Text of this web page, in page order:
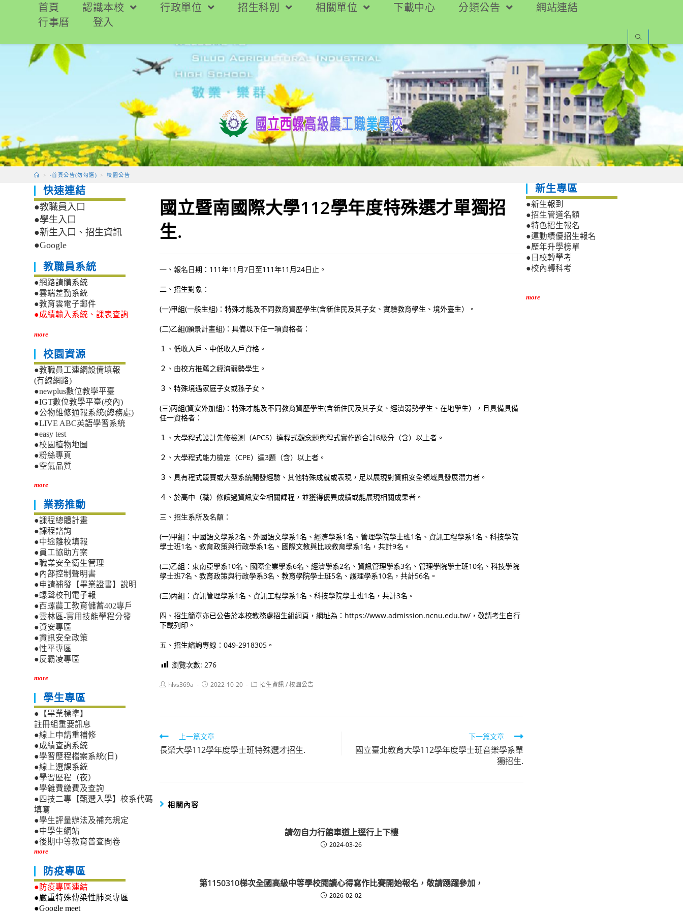
要
首頁 認識本校 行政單位 招生科別 相關單位 下載中心 分類公告
網站連結
行事曆
登入
> -首頁公告(勿勾選) > 校園公告
國立暨南國際大學112學年度特殊選才單獨招
生.
一、報名日期：111年11月7日至111年11月24日止。
二、招生對象：
(一)甲組(一般生組)：特殊才能及不同教育資歷學生(含新住民及其子女、實驗教育學生、境外臺生）。
(二)乙組(願景計畫組)：具備以下任一項資格者：
１、低收入戶、中低收入戶資格。
２、由校方推薦之經濟弱勢學生。
３、特殊境遇家庭子女或孫子女。
(三)丙組(資安外加組)：特殊才能及不同教育資歷學生(含新住民及其子女、經濟弱勢學生、在地學生），且具備具備
任一資格者：
１、大學程式設計先修檢測（APCS）達程式觀念題與程式實作題合計6級分（含）以上者。
２、大學程式能力檢定（CPE）達3題（含）以上者。
３、具有程式競賽或大型系統開發經驗、其他特殊成就或表現，足以展現對資訊安全領域具發展潛力者。
４、於高中（職）修讀過資訊安全相關課程，並獲得優異成績或能展現相關成果者。
三、招生系所及名額：
(一)甲組：中國語文學系2名、外國語文學系1名、經濟學系1名、管理學院學士班1名、資訊工程學系1名、科技學院
學士班1名、教育政策與行政學系1名、國際文教與比較教育學系1名，共計9名。
(二)乙組：東南亞學系10名、國際企業學系6名、經濟學系2名、資訊管理學系3名、管理學院學士班10名、科技學院
學士班7名、教育政策與行政學系3名、教育學院學士班5名、護理學系10名，共計56名。
(三)丙組：資訊管理學系1名、資訊工程學系1名、科技學院學士班1名，共計3名。
四、招生簡章亦已公告於本校教務處招生組網頁，網址為：https://www.admission.ncnu.edu.tw/，敬請考生自行
下載列印。
五、招生諮詢專線：049-2918305。
瀏覽次數: 276
Posthlvs369a
Post2022-10-20
Post招生資訊/校園公告
Read
more
上一篇文章
長榮大學112學年度學士班特殊選才招生.
下一篇文章
國立臺北教育大學112學年度學士班音樂學系單
獨招生.
相關內容
請勿自力行館車道上逕行上下樓
2024-03-26
第1150310梯次全國高級中等學校閱讀心得寫作比賽開始報名，敬請踴躍參加，
2026-02-02
快速連結
●教職員入口
●學生入口
●新生入口、招生資訊
●Google
教職員系統
●網路請購系統
●雲端差勤系統
●教育雲電子郵件
●成績輸入系統、課表查詢
more
校園資源
●教職員工連網設備填報
(有線網路)
●newplus數位教學平臺
●IGT數位教學平臺(校內)
●公物維修通報系統(總務處)
●LIVE ABC英語學習系統
●easy test
●校園植物地圖
●粉絲專頁
●空氣品質
more
業務推動
●課程總體計畫
●課程諮詢
●中途離校填報
●員工協助方案
●職業安全衛生管理
●內部控制聲明書
●申請補發【畢業證書】說明
●螺聲校刊電子報
●西螺農工教育儲蓄402專戶
●雲林區-實用技能學程分發
●資安專區
●資訊安全政策
●性平專區
●反霸凌專區
more
學生專區
●【畢業標準】
註冊組重要訊息
●線上申請重補修
●成績查詢系統
●學習歷程檔案系統(日)
●線上選課系統
●學習歷程（夜）
●學雜費繳費及查詢
●四技二專【甄選入學】校系代碼
填寫
●學生評量辦法及補充規定
●中學生網站
●後期中等教育普查問卷
more
防疫專區
●防疫專區連結
●嚴重特殊傳染性肺炎專區
●Google meet
新生專區
●新生報到
●招生管道名額
●特色招生報名
●運動績優招生報名
●歷年升學榜單
●日校轉學考
●校內轉科考
more